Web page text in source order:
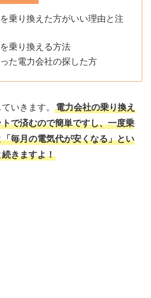
乗り換えた方がいい理由と注
乗り換える方法
た電力会社の探した方
いきます。 電力会社の乗り換え
で済むので簡単ですし、一度乗
毎月の電気代が安くなる」とい
きますよ！